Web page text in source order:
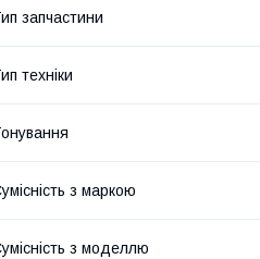
запчастини
техніки
з маркою
з моделлю